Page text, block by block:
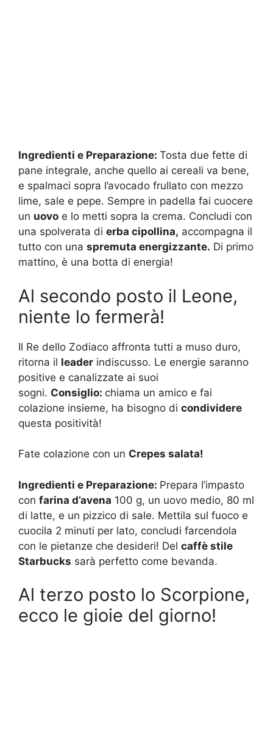
Ingredienti e Preparazione: Tosta due fette di
pane integrale, anche quello ai cereali va bene,
e spalmaci sopra l’avocado frullato con mezzo
lime, sale e pepe. Sempre in padella fai cuocere
un uovo e lo metti sopra la crema. Concludi con
una spolverata di erba cipollina, accompagna il
tutto con una spremuta energizzante. Di primo
mattino, è una botta di energia!
Al secondo posto il Leone,
niente lo fermerà!
Il Re dello Zodiaco affronta tutti a muso duro,
ritorna il leader indiscusso. Le energie saranno
positive e canalizzate ai suoi
sogni. Consiglio: chiama un amico e fai
colazione insieme, ha bisogno di condividere
questa positività!
Fate colazione con un Crepes salata!
Ingredienti e Preparazione: Prepara l’impasto
con farina d’avena 100 g, un uovo medio, 80 ml
di latte, e un pizzico di sale. Mettila sul fuoco e
cuocila 2 minuti per lato, concludi farcendola
con le pietanze che desideri! Del caffè stile
Starbucks sarà perfetto come bevanda.
Al terzo posto lo Scorpione,
ecco le gioie del giorno!